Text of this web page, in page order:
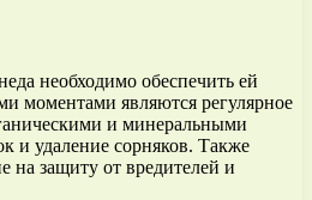
необходимо обеспечить ей
моментами являются регулярное
и минеральными
и удаление сорняков. Также
на защиту от вредителей и